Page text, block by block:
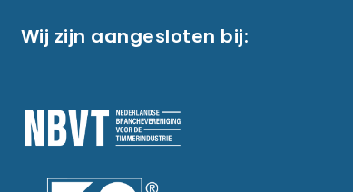
Wij zijn aangesloten bij: